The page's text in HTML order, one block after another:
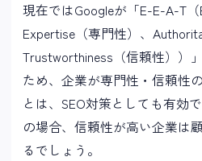
現在ではGoogleが「E-E-A-T（
Expertise（専門性）、
Trustworthiness（信頼性））
ため、企業が専門性・信頼性
とは、SEO対策としても有効
の場合、信頼性が高い企業は
るでしょう。